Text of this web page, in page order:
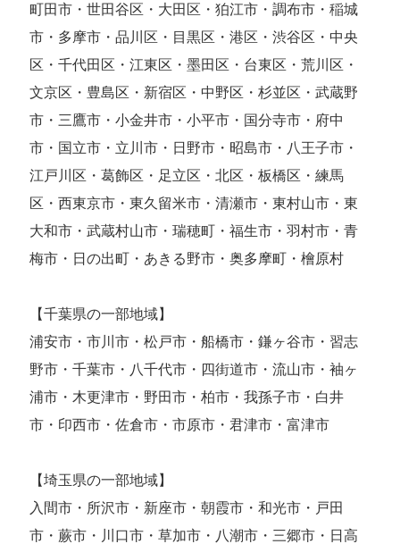
町田市・世田谷区・大田区・狛江市・調布市・稲城
市・多摩市・品川区・目黒区・港区・渋谷区・中央
区・千代田区・江東区・墨田区・台東区・荒川区・
文京区・豊島区・新宿区・中野区・杉並区・武蔵野
市・三鷹市・小金井市・小平市・国分寺市・府中
市・国立市・立川市・日野市・昭島市・八王子市・
江戸川区・葛飾区・足立区・北区・板橋区・練馬
区・西東京市・東久留米市・清瀬市・東村山市・東
大和市・武蔵村山市・瑞穂町・福生市・羽村市・青
梅市・日の出町・あきる野市・奥多摩町・檜原村
【千葉県の一部地域】
浦安市・市川市・松戸市・船橋市・鎌ヶ谷市・習志
野市・千葉市・八千代市・四街道市・流山市・袖ヶ
浦市・木更津市・野田市・柏市・我孫子市・白井
市・印西市・佐倉市・市原市・君津市・富津市
【埼玉県の一部地域】
入間市・所沢市・新座市・朝霞市・和光市・戸田
市・蕨市・川口市・草加市・八潮市・三郷市・日高